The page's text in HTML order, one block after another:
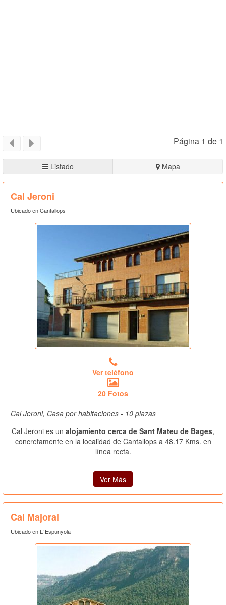
Página 1 de 1
Listado Mapa
Cal Jeroni
Ubicado en Cantallops
Ver teléfono
20 Fotos
Cal Jeroni, Casa por habitaciones - 10 plazas
Cal Jeroni es un alojamiento cerca de Sant Mateu de Bages,
concretamente en la localidad de Cantallops a 48.17 Kms. en
línea recta.
Ver Más
Cal Majoral
Ubicado en L´Espunyola